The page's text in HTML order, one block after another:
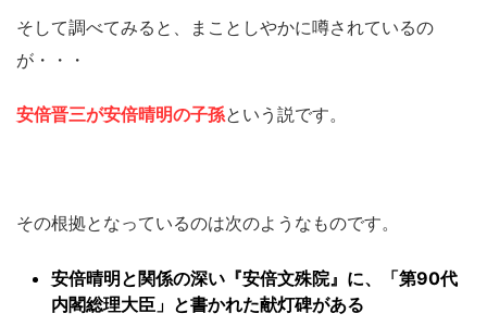
そして調べてみると、まことしやかに噂されているの
が・・・
安倍晋三が安倍晴明の子孫という説です。
その根拠となっているのは次のようなものです。
安倍晴明と関係の深い『安倍文殊院』に、「第90代
内閣総理大臣」と書かれた献灯碑がある